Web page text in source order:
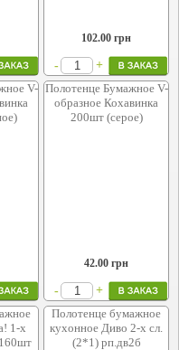
102.00 грн
-
+
V- Полотенце Бумажное V-
образное Кохавинка
200шт (серое)
42.00 грн
-
+
1-х
Полотенце бумажное
кухонное Диво 2-х сл.
(2*1) рп.дв2б